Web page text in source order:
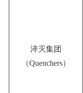
淬灭集团
（Quenchers）